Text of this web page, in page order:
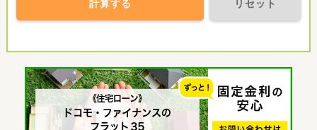
計算する リセット